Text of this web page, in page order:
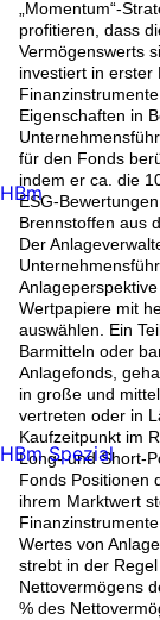
„Momentum“-
profitieren, dass
Vermögenswerts
investiert in erster
Eigenschaften in
für den Fonds
indem er ca. die
ESG-
Brennstoffen aus
Der
Wertpapiere mit
auswählen. Ein
Barmitteln oder
Anlagefonds,
in große und
vertreten oder in
Kaufzeitpunkt im
Long- und Short-
Fonds Positionen
ihrem Marktwert
Wertes von
strebt in der
Nettovermögens
% des
HBm
HBm Spezial